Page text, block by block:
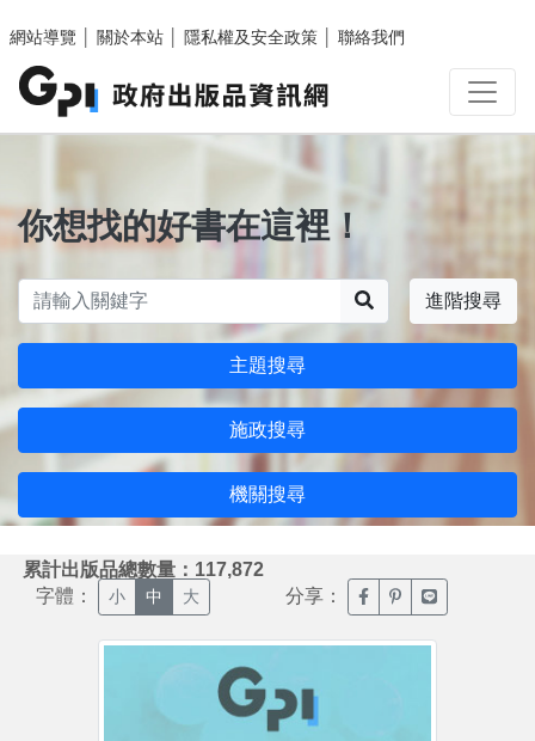
網站導覽
關於本站 隱私權及安全政策 聯絡我們
你想找的好書在這裡！
進階搜尋
主題搜尋
施政搜尋
機關搜尋
累計出版品總數量：117,872
字體： 小 中 大 分享： 臉書分享(另開新視窗)
噗浪分享(另開新
Line分享(另